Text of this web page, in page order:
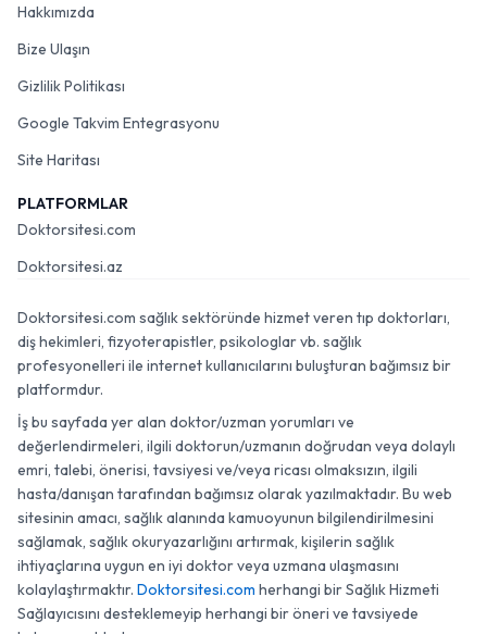
Hakkımızda
Bize Ulaşın
Gizlilik Politikası
Google Takvim Entegrasyonu
Site Haritası
PLATFORMLAR
Doktorsitesi.com
Doktorsitesi.az
Doktorsitesi.com sağlık sektöründe hizmet veren tıp doktorları,
diş hekimleri, fizyoterapistler, psikologlar vb. sağlık
profesyonelleri ile internet kullanıcılarını buluşturan bağımsız bir
platformdur.
İş bu sayfada yer alan doktor/uzman yorumları ve
değerlendirmeleri, ilgili doktorun/uzmanın doğrudan veya dolaylı
emri, talebi, önerisi, tavsiyesi ve/veya ricası olmaksızın, ilgili
hasta/danışan tarafından bağımsız olarak yazılmaktadır. Bu web
sitesinin amacı, sağlık alanında kamuoyunun bilgilendirilmesini
sağlamak, sağlık okuryazarlığını artırmak, kişilerin sağlık
ihtiyaçlarına uygun en iyi doktor veya uzmana ulaşmasını
kolaylaştırmaktır. Doktorsitesi.com herhangi bir Sağlık Hizmeti
Sağlayıcısını desteklemeyip herhangi bir öneri ve tavsiyede